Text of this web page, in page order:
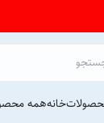
خانههمه